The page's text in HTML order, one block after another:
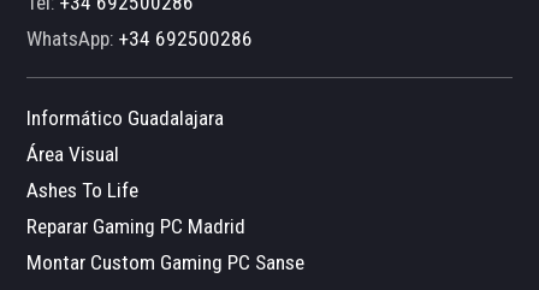
WhatsApp:+34 692500286
Informático Guadalajara
Área Visual
Ashes To Life
Reparar Gaming PC Madrid
Montar Custom Gaming PC Sanse